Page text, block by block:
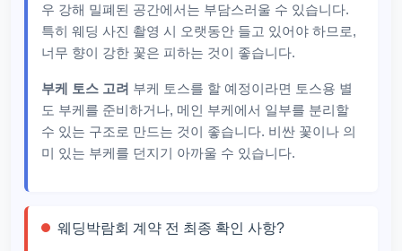
우 강해 밀폐된 공간에서는 부담스러울 수 있습니다.
특히 웨딩 사진 촬영 시 오랫동안 들고 있어야 하므로,
너무 향이 강한 꽃은 피하는 것이 좋습니다.
부케 토스 고려 부케 토스를 할 예정이라면 토스용 별
도 부케를 준비하거나, 메인 부케에서 일부를 분리할
수 있는 구조로 만드는 것이 좋습니다. 비싼 꽃이나 의
미 있는 부케를 던지기 아까울 수 있습니다.
웨딩박람회 계약 전 최종 확인 사항?